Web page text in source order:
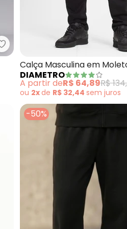
Just Basic - Calça em Moletom
Calça Masculina em
DIAMETRO
A partir deR$ 64,89R$
ou 2xde R$ 32,44 sem juros
-50%